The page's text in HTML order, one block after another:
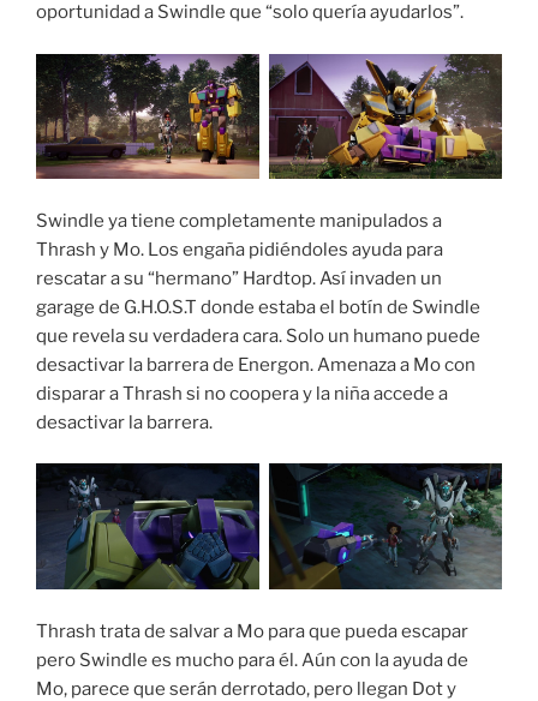
oportunidad a Swindle que “solo quería ayudarlos”.
Swindle ya tiene completamente manipulados a
Thrash y Mo. Los engaña pidiéndoles ayuda para
rescatar a su “hermano” Hardtop. Así invaden un
garage de G.H.O.S.T donde estaba el botín de Swindle
que revela su verdadera cara. Solo un humano puede
desactivar la barrera de Energon. Amenaza a Mo con
disparar a Thrash si no coopera y la niña accede a
desactivar la barrera.
Thrash trata de salvar a Mo para que pueda escapar
pero Swindle es mucho para él. Aún con la ayuda de
Mo, parece que serán derrotado, pero llegan Dot y